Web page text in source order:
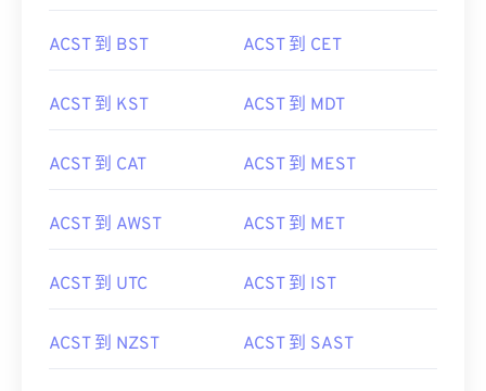
ACST 到 BST ACST 到 CET
ACST 到 KST ACST 到 MDT
ACST 到 CAT ACST 到 MEST
ACST 到 AWST ACST 到 MET
ACST 到 UTC ACST 到 IST
ACST 到 NZST ACST 到 SAST